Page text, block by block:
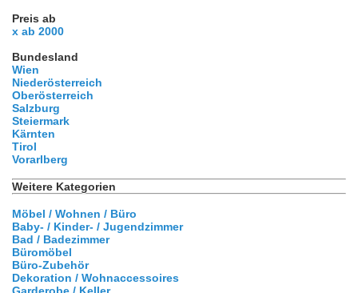
Preis ab
x ab 2000
Bundesland
Wien
Niederösterreich
Oberösterreich
Salzburg
Steiermark
Kärnten
Tirol
Vorarlberg
Weitere Kategorien
Möbel / Wohnen / Büro
Baby- / Kinder- / Jugendzimmer
Bad / Badezimmer
Büromöbel
Büro-Zubehör
Dekoration / Wohnaccessoires
Garderobe / Keller